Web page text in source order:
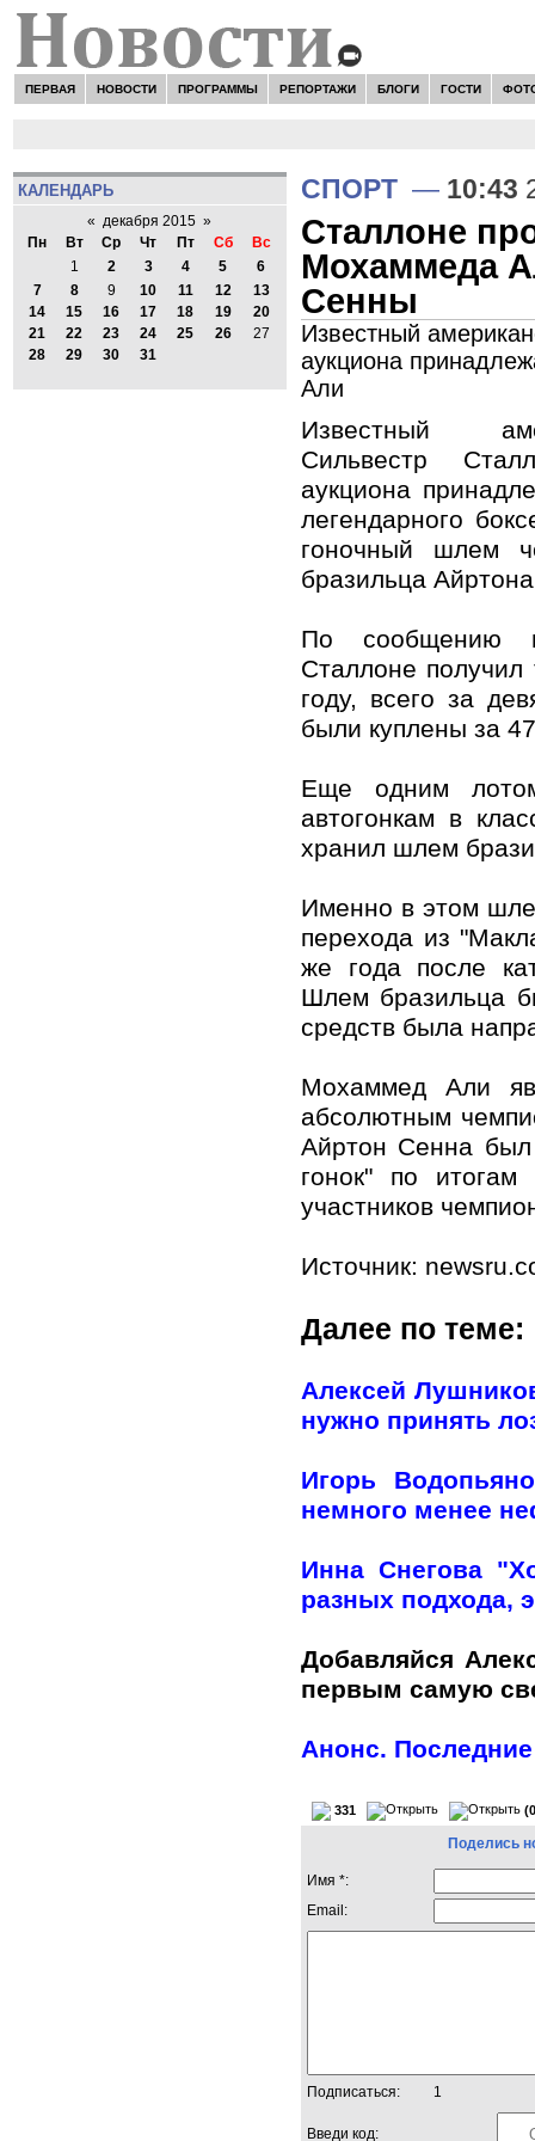
ПЕРВАЯ НОВОСТИ ПРОГРАММЫ РЕПОРТАЖИ БЛОГИ ГОСТИ
КАЛЕНДАРЬ
« декабря 2015 »
Пн
Вт Ср Чт Пт Сб
Вс
1
2 3 4 5
6
7
8 9 10 11 12
13
14
15 16 17 18 19
20
21
22 23 24 25 26
27
28
29 30 31
СПОРТ — 10:43
Сталлоне
Мохаммеда
Сенны
Известный
аукциона
Али
Известный
Сильвестр
аукциона
легендарного
гоночный шлем
бразильца
По сообщению
Сталлоне
году, всего за
были куплены за
Еще одним
автогонкам в
хранил шлем
Именно в этом
перехода из
же года после
Шлем бразильца
средств была
Мохаммед Али
абсолютным
Айртон Сенна был
гонок" по
участников
Источник:
Далее по теме:
Алексей
нужно принять
Игорь
немного менее
Инна Снегова
разных подхода,
Добавляйся
первым самую
Анонс.
331
Поделись
Имя *:
Email:
Подписаться: 1
Введи код: